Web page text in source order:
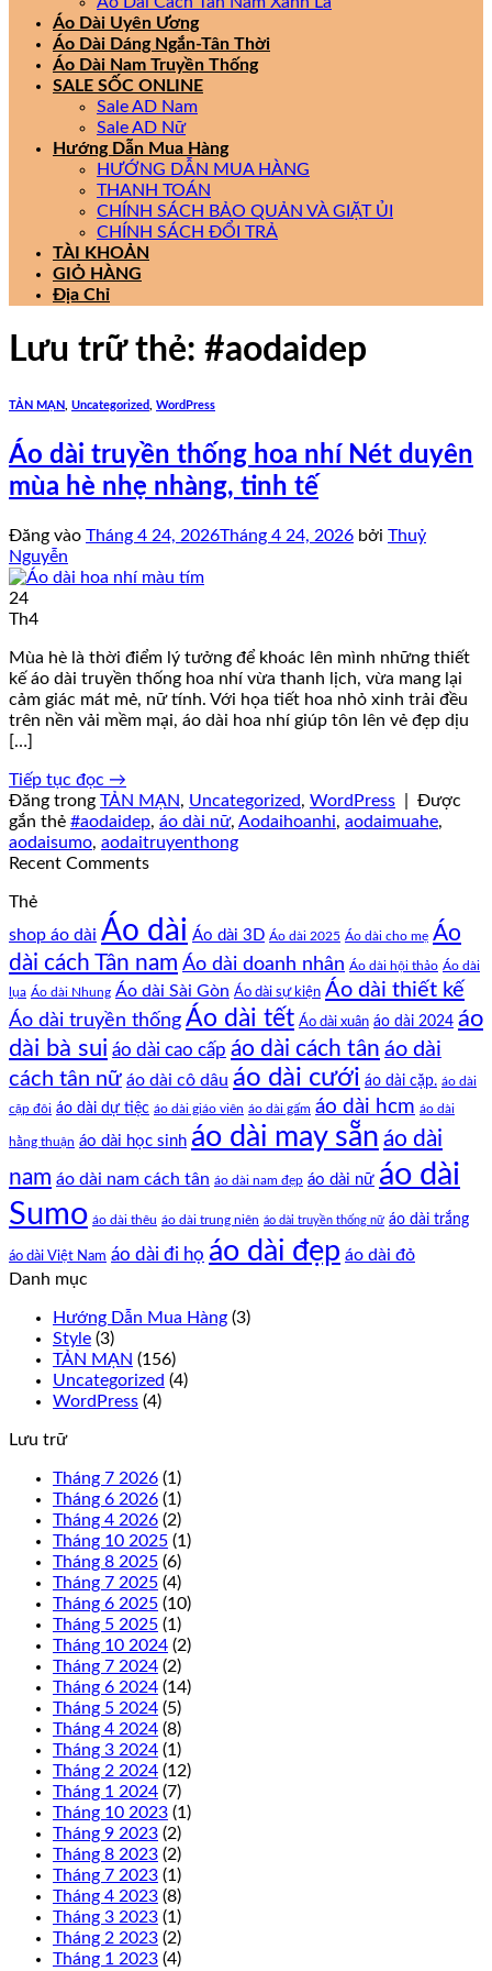
Áo Dài Uyên Ương
Áo Dài Dáng Ngắn-Tân Thời
Áo Dài Nam Truyền Thống
SALE SỐC ONLINE
Sale AD Nam
Sale AD Nữ
Hướng Dẫn Mua Hàng
HƯỚNG DẪN MUA HÀNG
THANH TOÁN
CHÍNH SÁCH BẢO QUẢN VÀ GIẶT ỦI
CHÍNH SÁCH ĐỔI TRẢ
TÀI KHOẢN
GIỎ HÀNG
Địa Chỉ
Lưu trữ thẻ: #aodaidep
TẢN MẠN, Uncategorized, WordPress
Áo dài truyền thống hoa nhí Nét duyên
mùa hè nhẹ nhàng, tinh tế
Đăng vào Tháng 4 24, 2026Tháng 4 24, 2026 bởi Thuỷ
Nguyễn
24
Th4
Mùa hè là thời điểm lý tưởng để khoác lên mình những thiết
kế áo dài truyền thống hoa nhí vừa thanh lịch, vừa mang lại
cảm giác mát mẻ, nữ tính. Với họa tiết hoa nhỏ xinh trải đều
trên nền vải mềm mại, áo dài hoa nhí giúp tôn lên vẻ đẹp dịu
[…]
Tiếp tục đọc →
Đăng trong TẢN MẠN, Uncategorized, WordPress
Được
gắn thẻ #aodaidep, áo dài nữ, Aodaihoanhi, aodaimuahe,
aodaisumo, aodaitruyenthong
Recent Comments
Thẻ
shop áo dài Áo dài Áo dài 3D Áo dài 2025 Áo dài cho mẹ Áo
dài cách Tân nam Áo dài doanh nhân Áo dài hội thảo Áo dài
lụa Áo dài Nhung Áo dài Sài Gòn Áo dài sự kiện Áo dài thiết kế
Áo dài truyền thống Áo dài tết Áo dài xuân áo dài 2024 áo
dài bà sui áo dài cao cấp áo dài cách tân áo dài
cách tân nữ áo dài cô dâu áo dài cưới áo dài cặp. áo dài
cặp đôi áo dài dự tiệc áo dài giáo viên áo dài gấm áo dài hcm áo dài
hằng thuận áo dài học sinh áo dài may sẵn áo dài
nam áo dài nam cách tân áo dài nam đẹp áo dài nữ áo dài
Sumo áo dài thêu áo dài trung niên áo dài truyền thống nữ áo dài trắng
áo dài Việt Nam áo dài đi họ áo dài đẹp áo dài đỏ
Danh mục
Hướng Dẫn Mua Hàng (3)
Style (3)
TẢN MẠN (156)
Uncategorized (4)
WordPress (4)
Lưu trữ
Tháng 7 2026 (1)
Tháng 6 2026 (1)
Tháng 4 2026 (2)
Tháng 10 2025 (1)
Tháng 8 2025 (6)
Tháng 7 2025 (4)
Tháng 6 2025 (10)
Tháng 5 2025 (1)
Tháng 10 2024 (2)
Tháng 7 2024 (2)
Tháng 6 2024 (14)
Tháng 5 2024 (5)
Tháng 4 2024 (8)
Tháng 3 2024 (1)
Tháng 2 2024 (12)
Tháng 1 2024 (7)
Tháng 10 2023 (1)
Tháng 9 2023 (2)
Tháng 8 2023 (2)
Tháng 7 2023 (1)
Tháng 4 2023 (8)
Tháng 3 2023 (1)
Tháng 2 2023 (2)
Tháng 1 2023 (4)